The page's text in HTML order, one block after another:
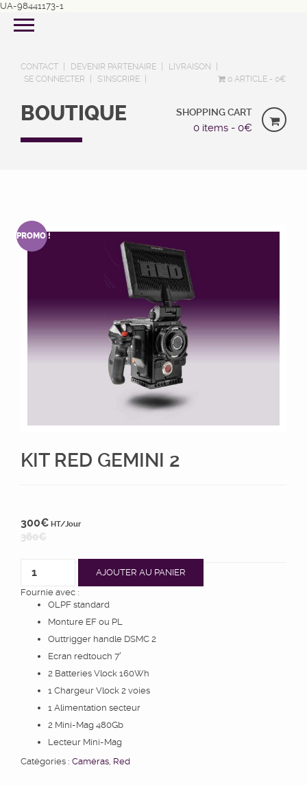
UA-98441173-1
CONTACT DEVENIR PARTENAIRE
LIVRAISON
SE CONNECTER
S’INSCRIRE 0 ARTICLE 0€
BOUTIQUE SHOPPING CART
0 items - 0€
PROMO !
KIT RED GEMINI 2
360€
300€ HT/Jour
AJOUTER AU PANIER
Fournie avec :
OLPF standard
Monture EF ou PL
Outtrigger handle DSMC 2
Ecran redtouch 7′
2 Batteries Vlock 160Wh
1 Chargeur Vlock 2 voies
1 Alimentation secteur
2 Mini-Mag 480Gb
Lecteur Mini-Mag
Catégories : Caméras Red